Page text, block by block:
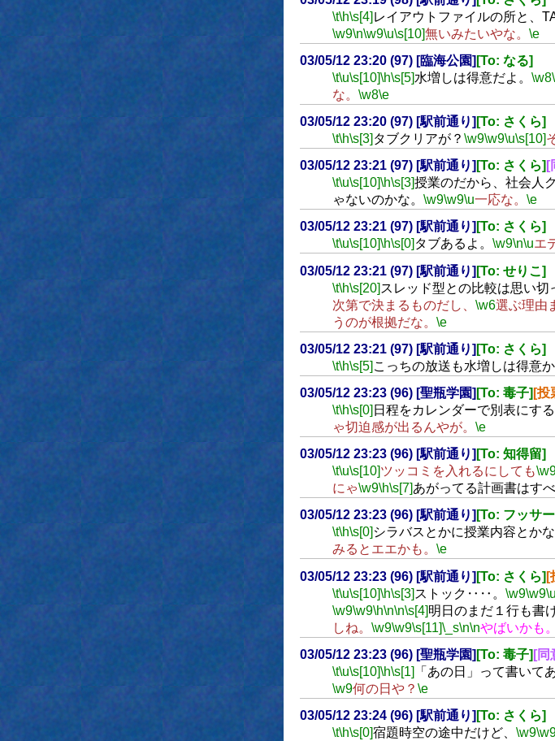
\t\h\s[4] レイアウトファイルの所と、
\w9\n\w9\u\s[10]無いみたいやな。 \e
03/05/12 23:20 (97) [臨海公園] [To: なる]
\t\u\s[10]\h\s[5]水増しは得意だよ。 \w8
な。 \w8\e
03/05/12 23:20 (97) [駅前通り] [To: さくら]
\t\h\s[3] タブクリアが？ \w9\w9\u\s[10]
03/05/12 23:21 (97) [駅前通り] [To: さくら] [
\t\u\s[10]\h\s[3]授業のだから、社会人
ゃないのかな。 \w9\w9\u一応な。 \e
03/05/12 23:21 (97) [駅前通り] [To: さくら]
\t\u\s[10]\h\s[0] タブあるよ。 \w9\n\uエ
03/05/12 23:21 (97) [駅前通り] [To: せりこ]
\t\h\s[20] スレッド型との比較は思い切
次第で決まるものだし、 \w6選ぶ理由
うのが根拠だな。 \e
03/05/12 23:21 (97) [駅前通り] [To: さくら]
\t\h\s[5] こっちの放送も水増しは得意
03/05/12 23:23 (96) [聖瓶学園] [To: 毒子] [投
\t\h\s[0] 日程をカレンダーで別表にす
ゃ切迫感が出るんやが。 \e
03/05/12 23:23 (96) [駅前通り] [To: 知得留]
\t\u\s[10]ツッコミを入れるにしても
にゃ\w9\h\s[7]あがってる計画書はす
03/05/12 23:23 (96) [駅前通り] [To: フッサ
\t\h\s[0] シラバスとかに授業内容とか
みるとエエかも。 \e
03/05/12 23:23 (96) [駅前通り] [To: さくら] [
\t\u\s[10]\h\s[3] ストック‥‥。 \w9\w9\u
\w9\w9\h\n\n\s[4]明日のまだ１行も書
しね。 \w9\w9\s[11]\_s\n\nやばいかも。
03/05/12 23:23 (96) [聖瓶学園] [To: 毒子] [同
\t\u\s[10]\h\s[1] 「あの日」って書いて
\w9何の日や？ \e
03/05/12 23:24 (96) [駅前通り] [To: さくら]
\t\h\s[0]宿題時空の途中だけど、 \w9